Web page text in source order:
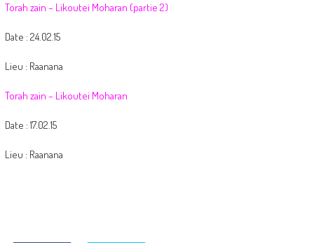
Torah zain – Likoutei Moharan (partie 2)
Date : 24.02.15
Lieu : Raanana
Torah zain – Likoutei Moharan
Date : 17.02.15
Lieu : Raanana